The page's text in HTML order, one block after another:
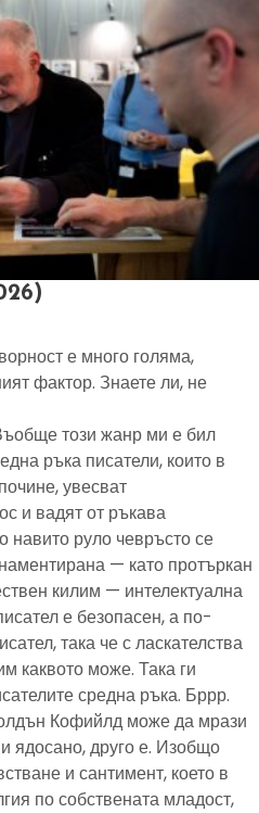
е много голяма,
фактор. Знаете ли, не
този жанр ми е бил
ръка писатели, които в
увесват
и вадят от ръкава
навито руло чевръсто се
— като протъркан
килим — интелектуална
е безопасен, а по-
така че с ласкателства
каквото може. Така ги
средна ръка. Бррр.
Кофийлд може да мрази
ядосано, друго е. Изобщо
и сантимент, което в
по собствената младост,